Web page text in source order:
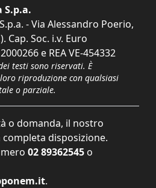
S.p.a.
- Via Alessandro Poerio,
Cap. Soc. i.v. Euro
e REA VE-454332
testi sono riservati. È
riproduzione con qualsiasi
o parziale.
o domanda, il nostro
disposizione.
02 89362545 o
.